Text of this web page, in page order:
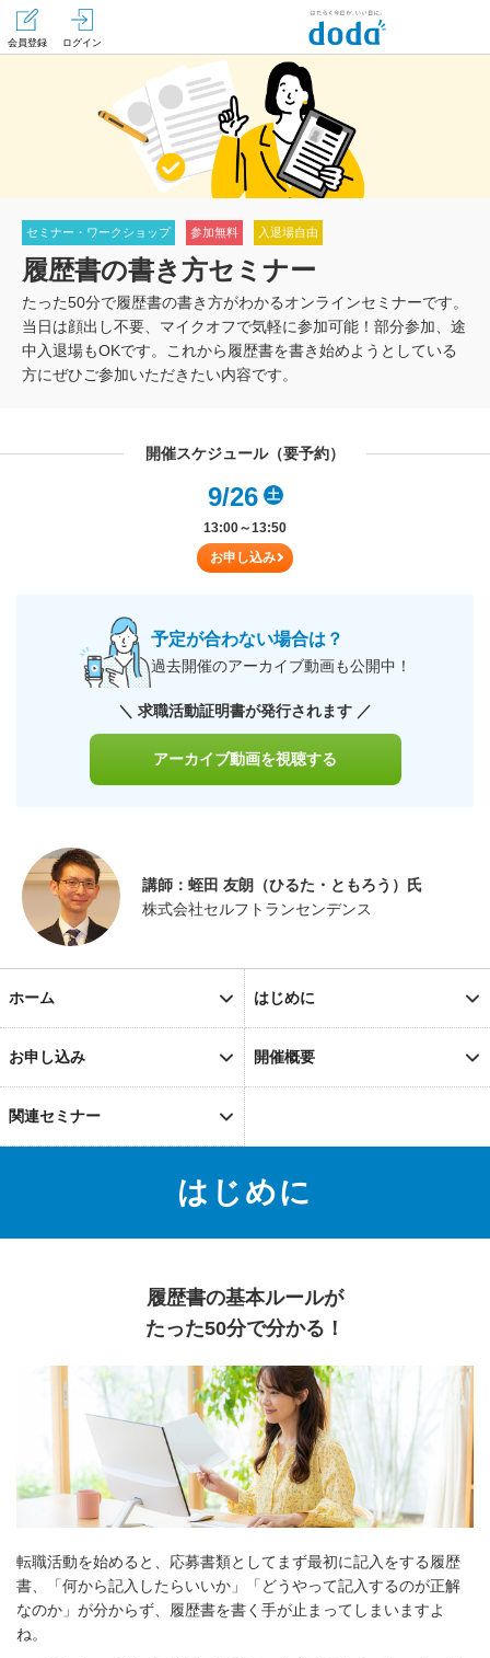
会員登録 ログイン
セミナー・ワークショップ 参加無料 入退場自由
履歴書の書き方セミナー
たった50分で履歴書の書き方がわかるオンラインセミナーです。
当日は顔出し不要、マイクオフで気軽に参加可能！部分参加、途
中入退場もOKです。これから履歴書を書き始めようとしている
方にぜひご参加いただきたい内容です。
講師：蛭田 友朗（ひるた・ともろう）氏
株式会社セルフトランセンデンス
開催スケジュール（要予約）
9/26 土
13:00～13:50
お申し込み
予定が合わない場合は？
過去開催のアーカイブ動画も公開中！
＼ 求職活動証明書が発行されます ／
アーカイブ動画を視聴する
ホーム はじめに
お申し込み 開催概要
関連セミナー
はじめに
履歴書の基本ルールが
たった50分で分かる！
転職活動を始めると、応募書類としてまず最初に記入をする履歴
書、
「何から記入したらいいか」「どうやって記入するのが正解
なのか」が分からず、
履歴書を書く手が止まってしまいますよ
ね。